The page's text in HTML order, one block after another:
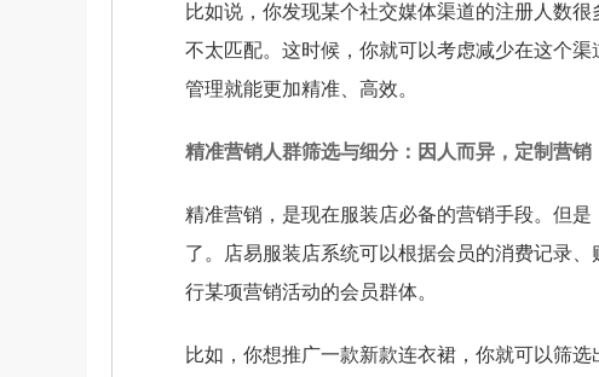
比如说，你发现某个社交媒体渠道的注册人数
不太匹配。这时候，你就可以考虑减少在这个
管理就能更加精准、高效。
精准营销人群筛选与细分：因人而异，定制营销
精准营销，是现在服装店必备的营销手段。但
了。店易服装店系统可以根据会员的消费记录
行某项营销活动的会员群体。
比如，你想推广一款新款连衣裙，你就可以筛